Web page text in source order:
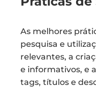
As melhores
pesquisa e
relevantes, a
e informativos, e
tags, títulos e